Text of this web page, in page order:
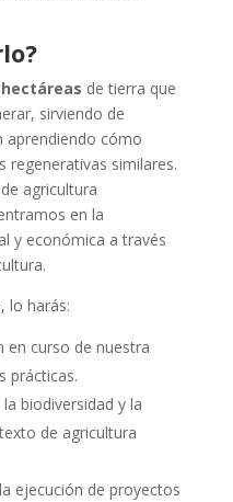
hectáreas de tierra que
sirviendo de
aprendiendo cómo
regenerativas similares.
agricultura
en la
y económica a través
lo harás:
en curso de nuestra
prácticas.
biodiversidad y la
de agricultura
ejecución de proyectos